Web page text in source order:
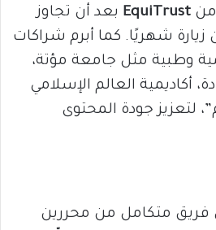
EquiTrust بعد أن تجاوز
20 مليون زيارة شهريًا. كما أبرم شراكات
وطبية مثل جامعة مؤتة،
أكاديمية العالم الإسلامي
لتعزيز جودة المحتوى
فريق متكامل من محررين